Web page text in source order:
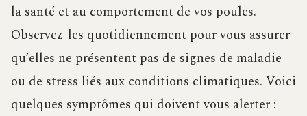
la santé et au comportement de vos poules.
Observez-les quotidiennement pour vous assurer
qu’elles ne présentent pas de signes de maladie
ou de stress liés aux conditions climatiques. Voici
quelques symptômes qui doivent vous alerter :